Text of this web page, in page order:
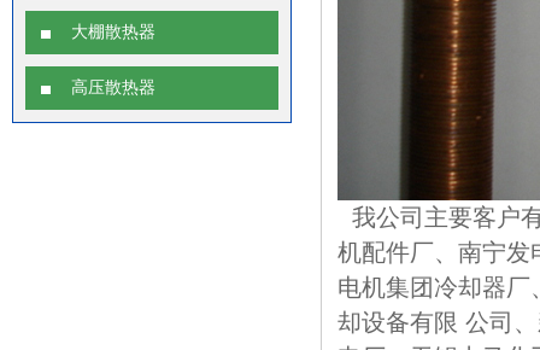
大棚散热器
高压散热器
我公司主要客户
机配件厂、南宁发
电机集团冷却器
却设备有限 公司